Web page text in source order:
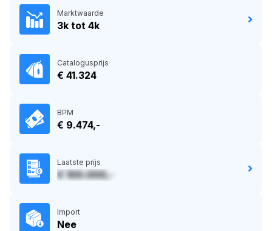
Marktwaarde
3k tot 4k
Catalogusprijs
€ 41.324
BPM
€ 9.474,-
Laatste prijs
€ 100.000,-
Import
Nee